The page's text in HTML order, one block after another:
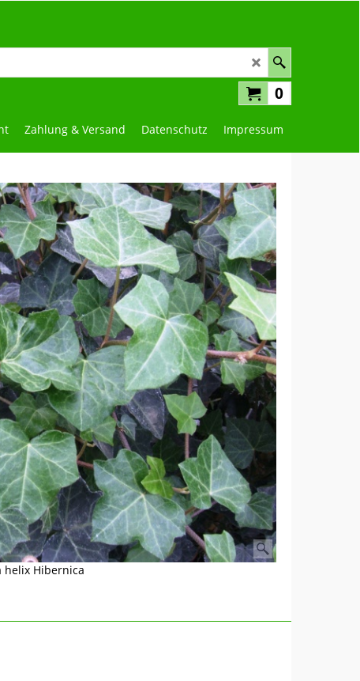
0
Zahlung & Versand Datenschutz Impressum
helix Hibernica